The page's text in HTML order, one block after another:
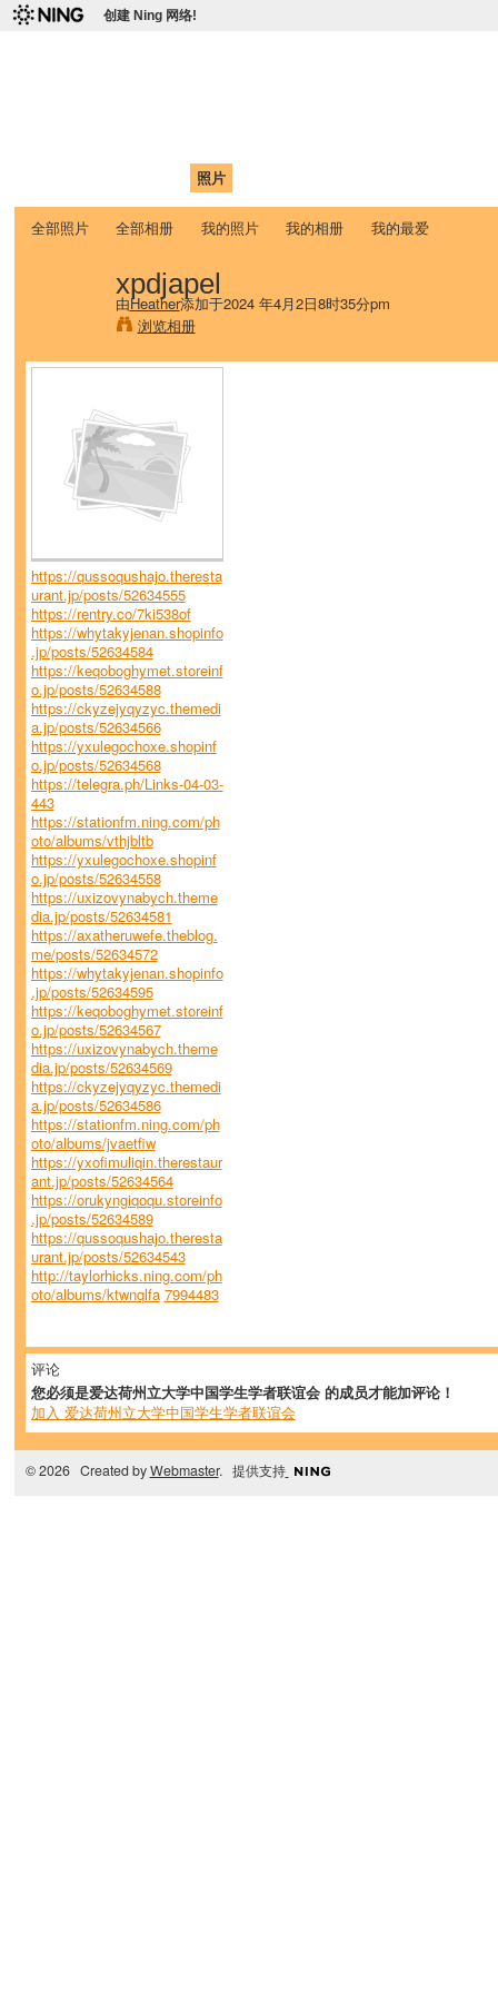
创建 Ning 网络!
照片
全部照片 全部相册 我的照片 我的相册 我的最爱
xpdjapel
由Heather添加于2024 年4月2日8时35分pm
浏览相册
https://qussoqushajo.theresta
urant.jp/posts/52634555
https://rentry.co/7ki538of
https://whytakyjenan.shopinfo
.jp/posts/52634584
https://keqoboghymet.storeinf
o.jp/posts/52634588
https://ckyzejyqyzyc.themedi
a.jp/posts/52634566
https://yxulegochoxe.shopinf
o.jp/posts/52634568
https://telegra.ph/Links-04-03-
443
https://stationfm.ning.com/ph
oto/albums/vthjbltb
https://yxulegochoxe.shopinf
o.jp/posts/52634558
https://uxizovynabych.theme
dia.jp/posts/52634581
https://axatheruwefe.theblog.
me/posts/52634572
https://whytakyjenan.shopinfo
.jp/posts/52634595
https://keqoboghymet.storeinf
o.jp/posts/52634567
https://uxizovynabych.theme
dia.jp/posts/52634569
https://ckyzejyqyzyc.themedi
a.jp/posts/52634586
https://stationfm.ning.com/ph
oto/albums/jvaetfiw
https://yxofimuliqin.therestaur
ant.jp/posts/52634564
https://orukyngiqoqu.storeinfo
.jp/posts/52634589
https://qussoqushajo.theresta
urant.jp/posts/52634543
http://taylorhicks.ning.com/ph
oto/albums/ktwnqlfa 7994483
评论
您必须是爱达荷州立大学中国学生学者联谊会 的成员才能加评论！
加入 爱达荷州立大学中国学生学者联谊会
© 2026 Created byWebmaster. 提供支持